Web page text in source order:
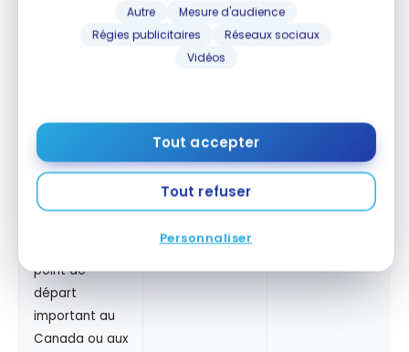
Autre
Mesure d'audience
Régies publicitaires
Réseaux sociaux
Vidéos
Tout accepter
Tout refuser
Personnaliser
destinations
en Europe
Destination
point de
départ
important au
Canada ou aux